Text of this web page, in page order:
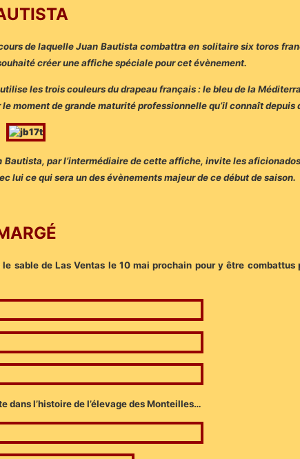
de laquelle Juan Bautista combattra en solitaire six toros
créer une affiche spéciale pour cet évènement.
les trois couleurs du drapeau français : le bleu de la
moment de grande maturité professionnelle qu’il connaît depuis
par l’intermédiaire de cette affiche, invite les
lui ce qui sera un des évènements majeur de ce début de saison.
sable de Las Ventas le 10 mai prochain pour y être combattus
dans l’histoire de l’élevage des Monteilles…